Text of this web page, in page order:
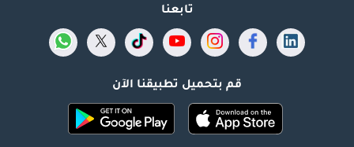
تابعنا
قم بتحميل تطبيقنا الآن